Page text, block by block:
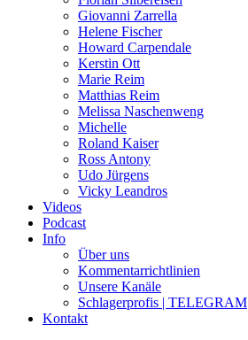
Giovanni Zarrella
Helene Fischer
Howard Carpendale
Kerstin Ott
Marie Reim
Matthias Reim
Melissa Naschenweng
Michelle
Roland Kaiser
Ross Antony
Udo Jürgens
Vicky Leandros
Videos
Podcast
Info
Über uns
Kommentarrichtlinien
Unsere Kanäle
Schlagerprofis | TELEGRAM
Kontakt